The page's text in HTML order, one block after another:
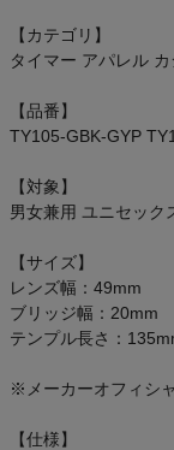
インフィット INFIT
サックス SAXX
オン On
スポーツマリオTOP
【カテゴリ】
タイマー アパレル
【品番】
TY105-GBK-GYP
【対象】
男女兼用 ユニセック
【サイズ】
レンズ幅：49mm
ブリッジ幅：20mm
テンプル長さ：
※メーカーオフィシ
【仕様】